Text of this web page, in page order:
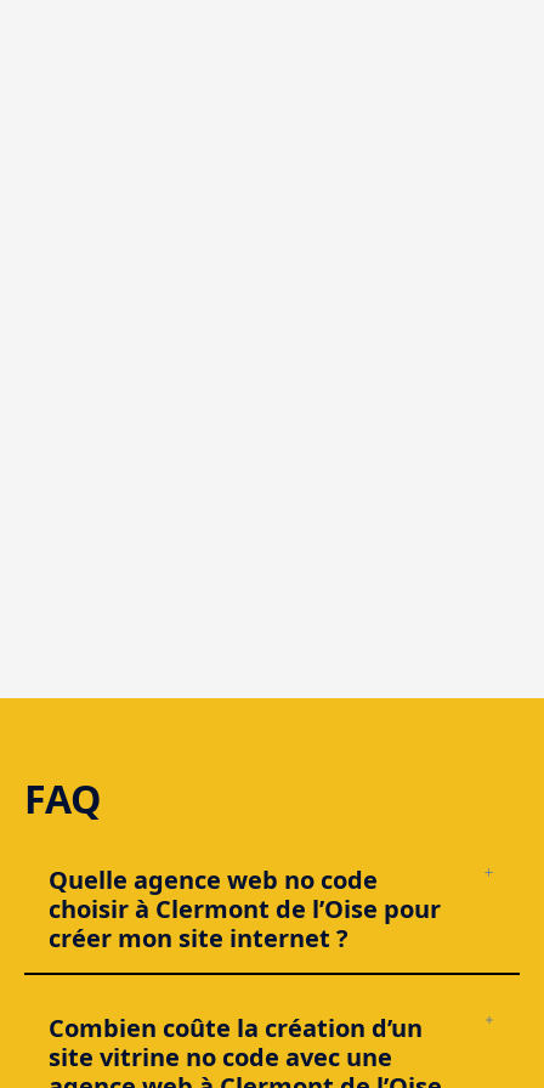
FAQ
Quelle agence web no code
choisir à Clermont de l’Oise pour
créer mon site internet ?
rapideet orientéconversion . Idéalement :Webflow
pour un
site vitrine,Shopify / Webflow e-commercepour la vente, et
des automatisations (Make/Zapier
) si nécessaire. Vérifiez le
Combien coûte la création d’un
site vitrine no code avec une